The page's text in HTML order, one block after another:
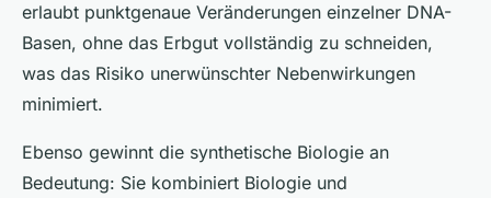
erlaubt punktgenaue Veränderungen einzelner DNA-
Basen, ohne das Erbgut vollständig zu schneiden,
was das Risiko unerwünschter Nebenwirkungen
minimiert.
Ebenso gewinnt die synthetische Biologie an
Bedeutung: Sie kombiniert Biologie und